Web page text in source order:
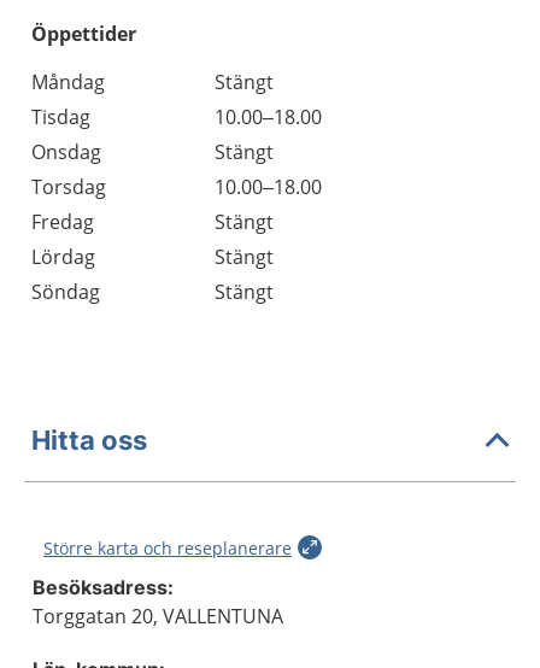
Öppettider
Dag
Öppettider
Kommentarer
Måndag
Stängt
Tisdag
10.00–18.00
Onsdag
Stängt
Torsdag
10.00–18.00
Fredag
Stängt
Lördag
Stängt
Söndag
Stängt
Hitta oss
Större karta och reseplanerare
Besöksadress:
Torggatan 20, VALLENTUNA